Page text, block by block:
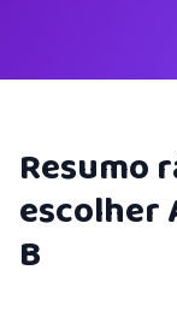
Resumo
escolher
B